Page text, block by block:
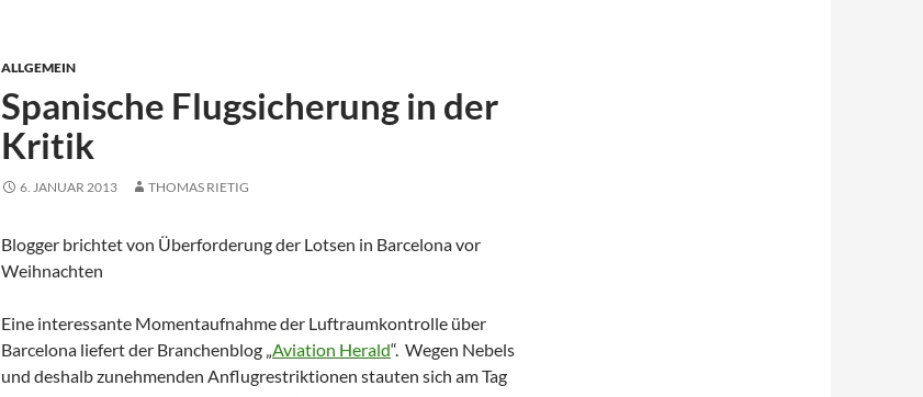
ALLGEMEIN
Spanische Flugsicherung in der
Kritik
6. JANUAR 2013 THOMAS RIETIG
Blogger brichtet von Überforderung der Lotsen in Barcelona vor
Weihnachten
Eine interessante Momentaufnahme der Luftraumkontrolle über
Barcelona liefert der Branchenblog „Aviation Herald“. Wegen Nebels
und deshalb zunehmenden Anflugrestriktionen stauten sich am Tag